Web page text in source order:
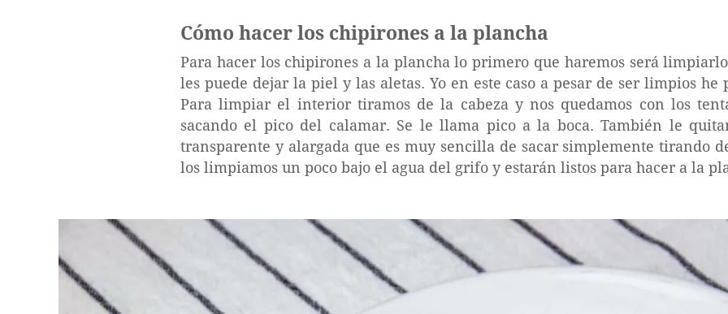
Cómo hacer los chipirones a la plancha
Para hacer los chipirones a la plancha lo primero que haremos será
les puede dejar la piel y las aletas. Yo en este caso a pesar de ser limpios
Para limpiar el interior tiramos de la cabeza y nos quedamos con los
sacando el pico del calamar. Se le llama pico a la boca. También le
transparente y alargada que es muy sencilla de sacar simplemente tirando
los limpiamos un poco bajo el agua del grifo y estarán listos para hacer a la